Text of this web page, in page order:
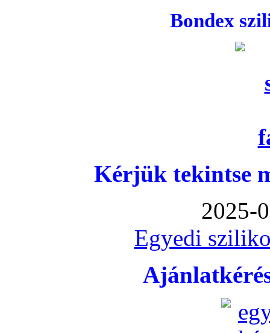
Bondex
Kérjük tekintse
2025-
Egyedi